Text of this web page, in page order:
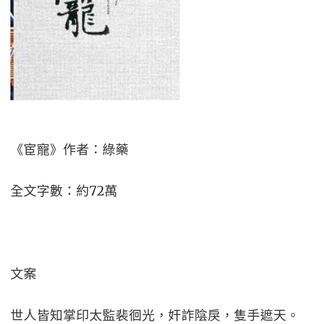
《宦寵》作者：綠藥
全文字數：約72萬
文案
世人皆知掌印太監裴徊光，奸詐陰戾，隻手遮天。